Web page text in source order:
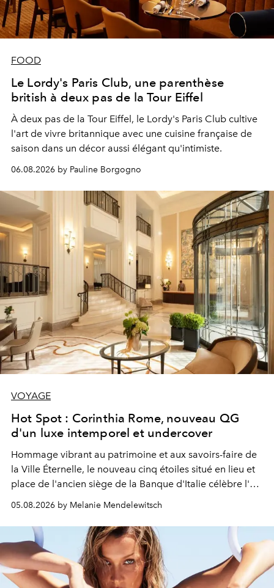
FOOD
Le Lordy's Paris Club, une parenthèse
british à deux pas de la Tour Eiffel
À deux pas de la Tour Eiffel, le Lordy's Paris Club cultive
l'art de vivre britannique avec une cuisine française de
saison dans un décor aussi élégant qu'intimiste.
06.08.2026 by Pauline Borgogno
VOYAGE
Hot Spot : Corinthia Rome, nouveau QG
d'un luxe intemporel et undercover
Hommage vibrant au patrimoine et aux savoirs-faire de
la Ville Éternelle, le nouveau cinq étoiles situé en lieu et
place de l'ancien siège de la Banque d'Italie célèbre l'art
de vivre Romain dans toute son élégance intemporelle.
05.08.2026 by Melanie Mendelewitsch